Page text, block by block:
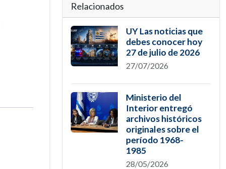
Relacionados
UY Las noticias que
debes conocer hoy
27 de julio de 2026
27/07/2026
Ministerio del
Interior entregó
archivos históricos
originales sobre el
período 1968-
1985
28/05/2026